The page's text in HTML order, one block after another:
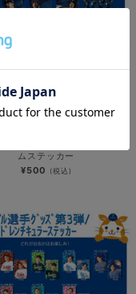
NEW
ムステッカー
¥500 (税込)